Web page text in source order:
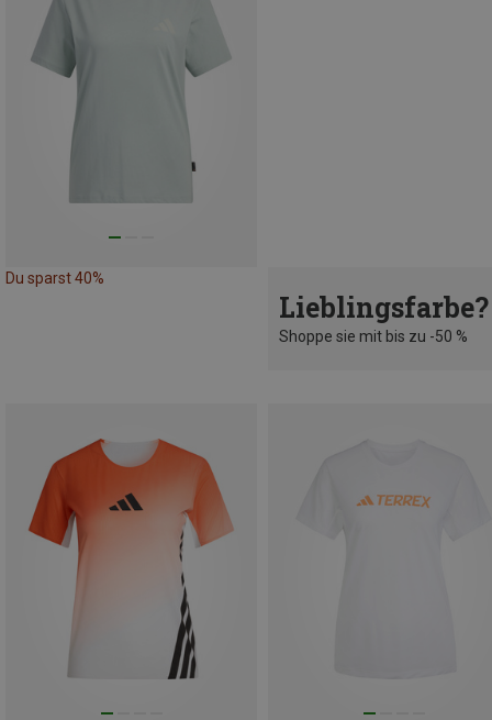
Du sparst 40%
Lieblingsfarbe?
Shoppe sie mit bis zu -50 %